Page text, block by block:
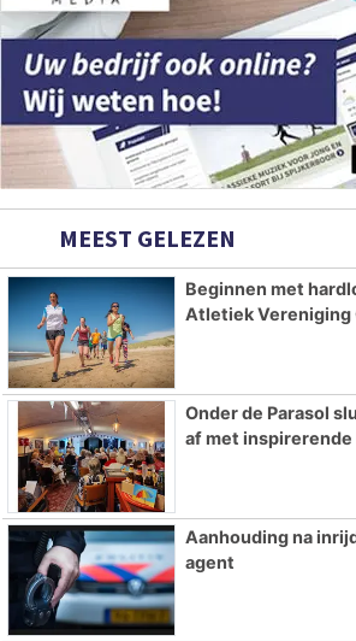
MEEST GELEZEN
Beginnen met
Atletiek Vereniging
Onder de Parasol
af met
Aanhouding na
agent